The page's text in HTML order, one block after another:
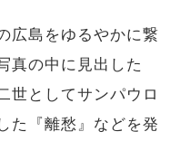
広島をゆるやかに繋
真の中に見出した
世としてサンパウロ
た『離愁』などを発